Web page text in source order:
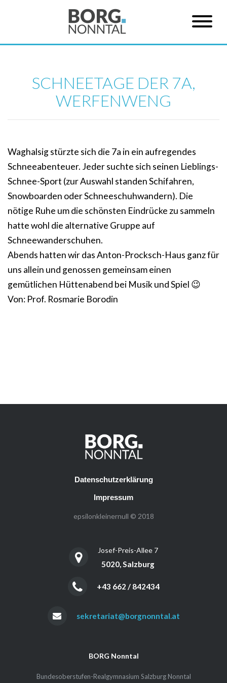
SCHNEETAGE DER 7A,
WERFENWENG
Waghalsig stürzte sich die 7a in ein aufregendes
Schneeabenteuer. Jeder suchte sich seinen Lieblings-
Schnee-Sport (zur Auswahl standen Schifahren,
Snowboarden oder Schneeschuhwandern). Die
nötige Ruhe um die schönsten Eindrücke zu sammeln
hatte wohl die alternative Gruppe auf
Schneewanderschuhen.
Abends hatten wir das Anton-Procksch-Haus ganz für
uns allein und genossen gemeinsam einen
gemütlichen Hüttenabend bei Musik und Spiel 😉
Von: Prof. Rosmarie Borodin
Datenschutzerklärung
Impressum
epsilonkleinernull © 2018
Josef-Preis-Allee 7
5020, Salzburg
+43 662 / 842434
sekretariat@borgnonntal.at
BORG Nonntal
Bundesoberstufen-Realgymnasium Salzburg Nonntal